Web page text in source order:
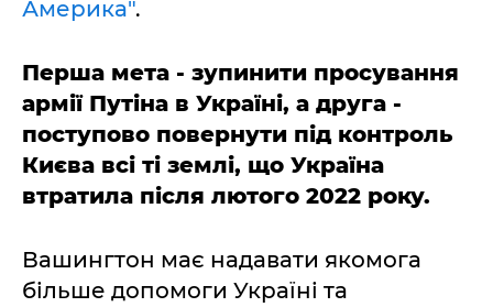
Америка".
Перша мета - зупинити просування
армії Путіна в Україні, а друга -
поступово повернути під контроль
Києва всі ті землі, що Україна
втратила після лютого 2022 року.
Вашингтон має надавати якомога
більше допомоги Україні та